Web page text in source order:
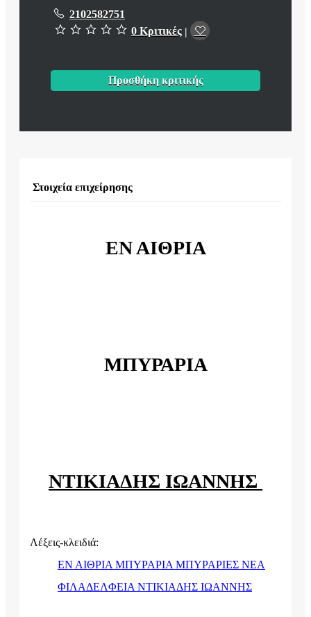
2102582751
0 Κριτικές |
Προσθήκη κριτικής
Στοιχεία επιχείρησης
ΕΝ ΑΙΘΡΙΑ
ΜΠΥΡΑΡΙΑ
ΝΤΙΚΙΑΔΗΣ ΙΩΑΝΝΗΣ
Λέξεις-κλειδιά:
ΕΝ ΑΙΘΡΙΑ ΜΠΥΡΑΡΙΑ ΜΠΥΡΑΡΙΕΣ ΝΕΑ
ΦΙΛΑΔΕΛΦΕΙΑ ΝΤΙΚΙΑΔΗΣ ΙΩΑΝΝΗΣ